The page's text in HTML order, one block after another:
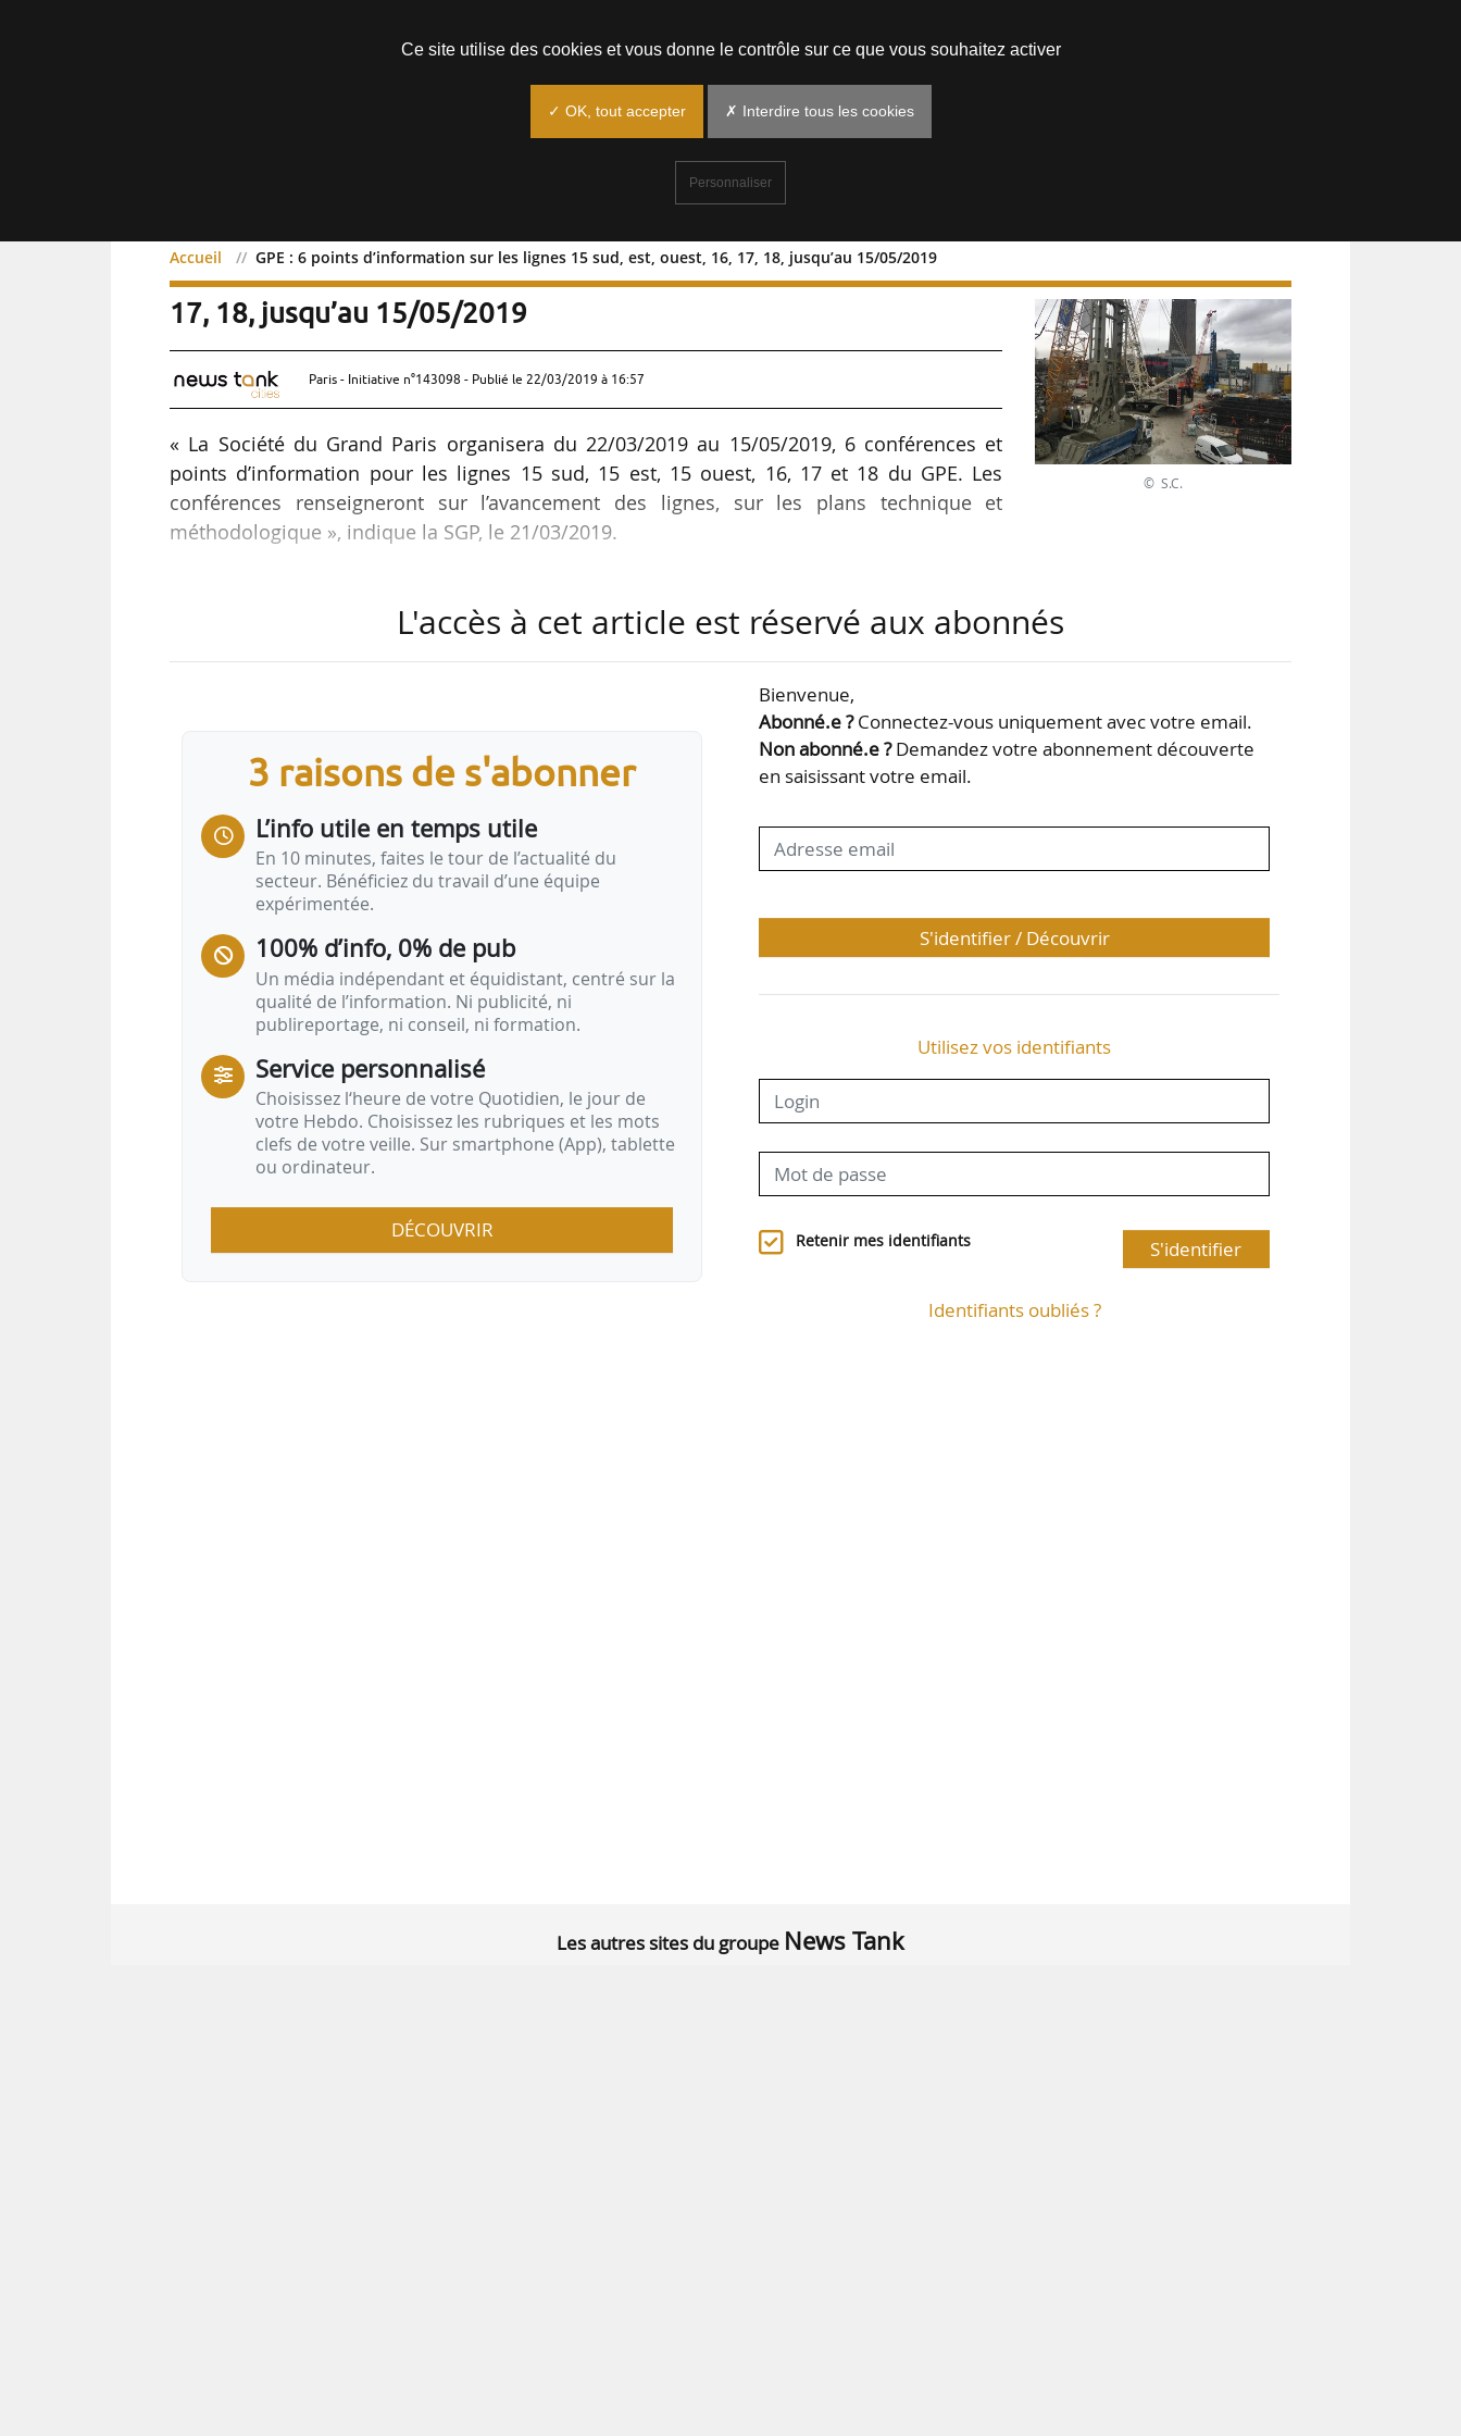
Accueil GPE : 6 points d’information sur les lignes 15 sud, est, ouest, 16, 17, 18, jusqu’au 15/05/2019
GPE : 6 points d’information sur les lignes 15 sud, est, ouest, 16,
17, 18, jusqu’au 15/05/2019
Paris - Initiative n°143098 - Publié le 22/03/2019 à 16:57
« La Société du Grand Paris organisera du 22/03/2019 au 15/05/2019, 6 conférences et
points d’information pour les lignes 15 sud, 15 est, 15 ouest, 16, 17 et 18 du GPE. Les
conférences renseigneront sur l’avancement des lignes, sur les plans technique et
méthodologique », indique la SGP, le 21/03/2019.
souterrain, 16 gares. Directeur de projet : Guillaume Pons. Adjoints au directeur de projet :
• Ligne 15 Est : 11/06/2019. De Champigny-Centre à Saint-Denis Pleyel, 23 km de ligne en
© S.C.
L'accès à cet article est réservé aux abonnés
3 raisons de s'abonner
L’info utile en temps utile
En 10 minutes, faites le tour de l’actualité du
secteur. Bénéficiez du travail d’une équipe
expérimentée.
100% d’info, 0% de pub
Un média indépendant et équidistant, centré sur la
qualité de l’information. Ni publicité, ni
publireportage, ni conseil, ni formation.
Service personnalisé
Choisissez l‘heure de votre Quotidien, le jour de
votre Hebdo. Choisissez les rubriques et les mots
clefs de votre veille. Sur smartphone (App), tablette
ou ordinateur.
DÉCOUVRIR
Bienvenue,
Abonné.e ?Connectez-vous uniquement avec votre email.
Non abonné.e ?Demandez votre abonnement découverte
en saisissant votre email.
S'identifier / Découvrir
Utilisez vos identifiants
Retenir mes identifiants S'identifier
Identifiants oubliés ?
Les autres sites du groupe News Tank
Ce site utilise des cookies et vous donne le contrôle sur ce que vous souhaitez activer
✓ OK, tout accepter ✗ Interdire tous les cookies
Personnaliser